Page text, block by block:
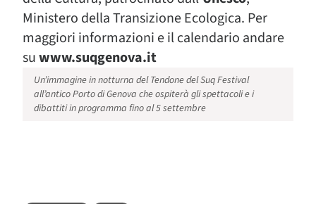
Ministero della Transizione Ecologica. Per
maggiori informazioni e il calendario andare
suwww.suqgenova.it
Un’immagine in notturna del Tendone del Suq Festival
all’antico Porto di Genova che ospiterà gli spettacoli e i
dibattiti in programma fino al 5 settembre